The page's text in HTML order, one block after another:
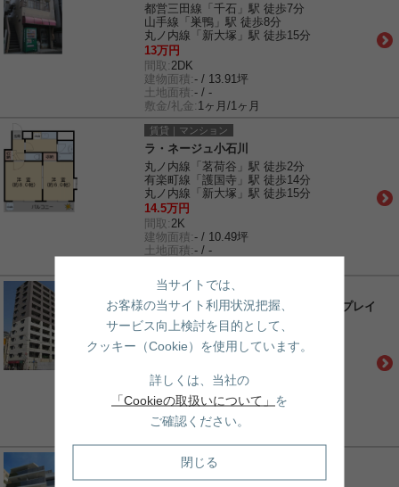
都営三田線「千石」駅 徒歩7分
山手線「巣鴨」駅 徒歩8分
丸ノ内線「新大塚」駅 徒歩15分
13万円
間取: 2DK
建物面積:- / 13.91坪
土地面積:- / -
敷金/礼金: 1ヶ月/1ヶ月
賃貸｜マンション
ラ・ネージュ小石川
丸ノ内線「茗荷谷」駅 徒歩2分
有楽町線「護国寺」駅 徒歩14分
丸ノ内線「新大塚」駅 徒歩15分
14.5万円
間取: 2K
建物面積:- / 10.49坪
土地面積:- / -
賃貸｜マンション
パークホームズ文京千石ステーションプレイ
ス
山手線「巣鴨」駅 徒歩10分
19.4万円
間取:1LDK
建物面積:- / 12.48坪
土地面積:- / -
賃貸｜マンション
LUMIEC BUNKYO SENGOKU
当サイトでは、
お客様の当サイト利用状況把握、
サービス向上検討を目的として、
クッキー（Cookie）を使用しています。
詳しくは、当社の
「Cookieの取扱いについて」 を
ご確認ください。
閉じる